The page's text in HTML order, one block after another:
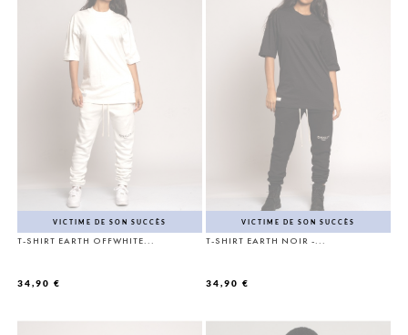
VICTIME DE SON SUCCÈS
T-SHIRT EARTH OFFWHITE...
34,90 €
VICTIME DE SON SUCCÈS
T-SHIRT EARTH NOIR -...
34,90 €
Annuler Créer une liste d'envies
((modalDeleteText))
Connexion